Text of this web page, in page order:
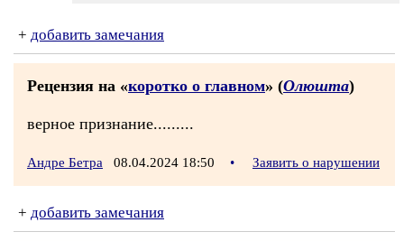
+ добавить замечания
Рецензия на «коротко о главном» (Олюшта)
верное признание.........
Андре Бетра 08.04.2024 18:50 • Заявить о нарушении
+ добавить замечания